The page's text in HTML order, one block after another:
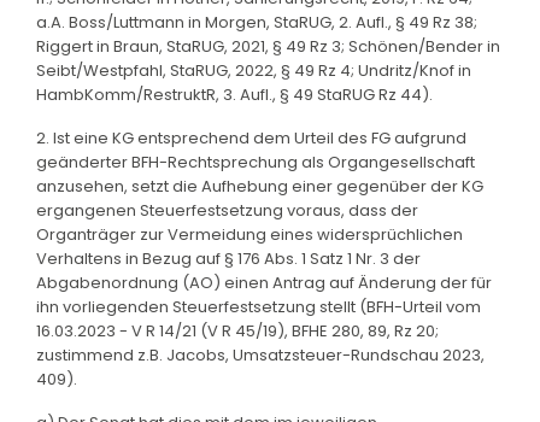
a.A. Boss/Luttmann in Morgen, StaRUG, 2. Aufl., § 49 Rz 38;
Riggert in Braun, StaRUG, 2021, § 49 Rz 3; Schönen/Bender in
Seibt/Westpfahl, StaRUG, 2022, § 49 Rz 4; Undritz/Knof in
HambKomm/RestruktR, 3. Aufl., § 49 StaRUG Rz 44).
2. Ist eine KG entsprechend dem Urteil des FG aufgrund
geänderter BFH-Rechtsprechung als Organgesellschaft
anzusehen, setzt die Aufhebung einer gegenüber der KG
ergangenen Steuerfestsetzung voraus, dass der
Organträger zur Vermeidung eines widersprüchlichen
Verhaltens in Bezug auf § 176 Abs. 1 Satz 1 Nr. 3 der
Abgabenordnung (AO) einen Antrag auf Änderung der für
ihn vorliegenden Steuerfestsetzung stellt (BFH-Urteil vom
16.03.2023 - V R 14/21 (V R 45/19), BFHE 280, 89, Rz 20;
zustimmend z.B. Jacobs, Umsatzsteuer-Rundschau 2023,
409).